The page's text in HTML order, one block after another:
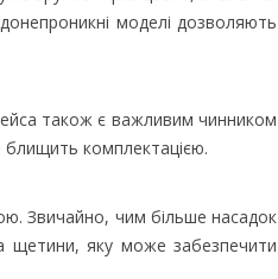
моделі дозволяють
також є важливим чинником
комплектацією.
Звичайно, чим більше насадок
щетини, яку може забезпечити